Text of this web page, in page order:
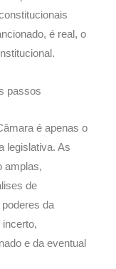
é real, o
passos
é apenas o
legislativa. As
amplas,
de
da
incerto,
e da eventual